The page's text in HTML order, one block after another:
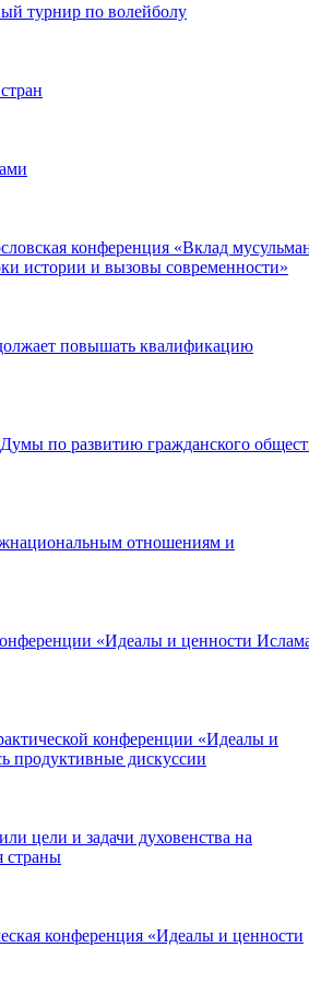
турнир по волейболу
конференция «Вклад
истории и вызовы современности»
повышать квалификацию
по развитию гражданского
отношениям и
«Идеалы и ценности
конференции «Идеалы и
продуктивные дискуссии
цели и задачи духовенства на
страны
конференция «Идеалы и ценности